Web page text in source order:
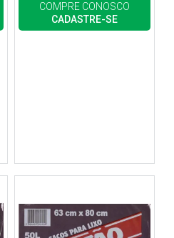
COMPRE CONOSCO
CADASTRE-SE